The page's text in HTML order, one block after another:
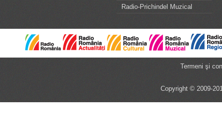
Radio-Prichindel Muzical
Termeni şi
Copyright © 2009-